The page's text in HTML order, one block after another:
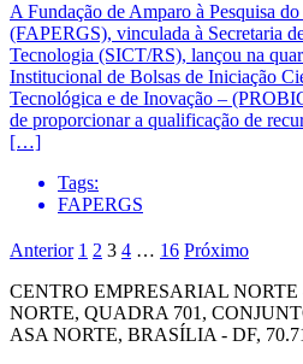
A Fundação de Amparo à Pesquisa
(FAPERGS), vinculada à Secretaria
Tecnologia (SICT/RS), lançou na
Institucional de Bolsas de Iniciação
Tecnológica e de Inovação –
de proporcionar a qualificação de
[…]
Tags:
FAPERGS
Anterior 1 2 3 4 … 16 Próximo
CENTRO EMPRESARIAL
NORTE, QUADRA 701,
ASA NORTE, BRASÍLIA - DF,